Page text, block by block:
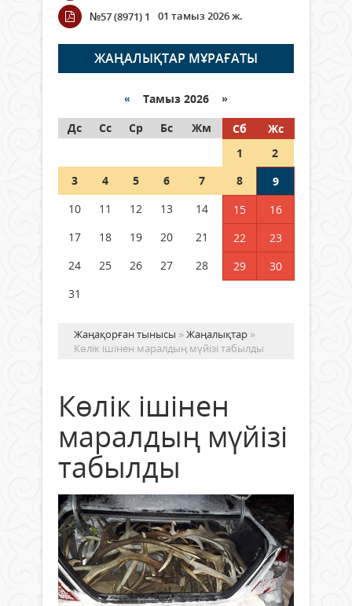
Wi-Fi ҚАБЫРҒА АРҚЫЛЫ ҚАЛАЙ
ӨТЕДІ?
06 тамыз 2026 ж. 279
граждане Казахстана,
05 тамыз 2026 ж. 161
Шетелде жүрген Қазақстан
азаматтары қалай дауыс бере
№57 (8971) 1
01 тамыз 2026 ж.
ЖАҢАЛЫҚТАР МҰРАҒАТЫ
« Тамыз 2026 »
Дс
Сс Ср Бс Жм Сб
Жс
1
2
3
4 5 6 7 8
9
10
11 12 13 14 15
16
17
18 19 20 21 22
23
24
25 26 27 28 29
30
31
Жаңақорған тынысы »Жаңалықтар »
Көлік ішінен маралдың мүйізі табылды
Көлік ішінен
маралдың мүйізі
табылды